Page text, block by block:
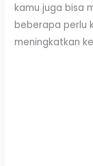
kamu juga bisa
beberapa perlu
meningkatkan